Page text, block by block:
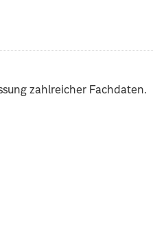
zahlreicher Fachdaten.